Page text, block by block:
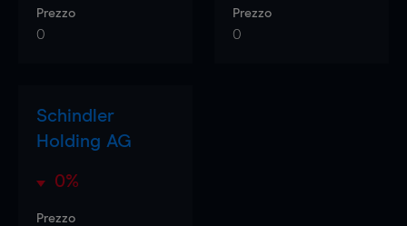
Prezzo
0
Prezzo
0
Schindler
Holding AG
0%
Prezzo